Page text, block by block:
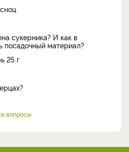
сукерника? И как в
посадочный материал?
25 г
вопросы